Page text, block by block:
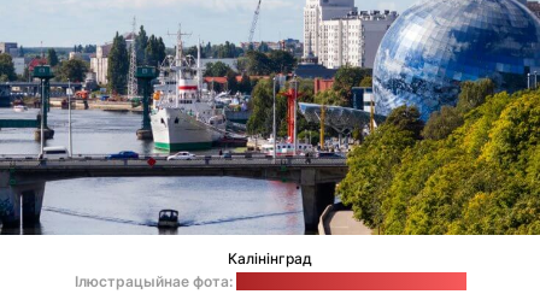
Калінінград
Ілюстрацыйнае фота: